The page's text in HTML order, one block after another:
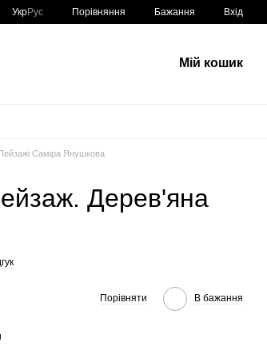
УкрРус Порівняння Бажання Вхід
Мій кошик
Саміра Янушкова
Дерев'яна
Порівняти В бажання